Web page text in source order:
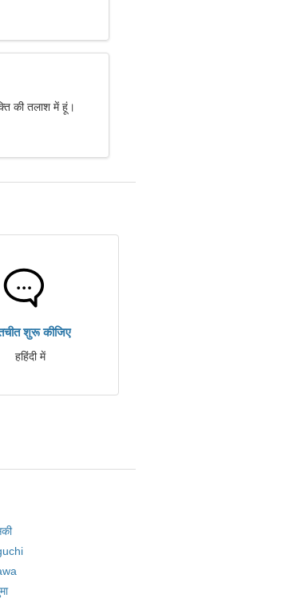
की तलाश में हूं।
शुरू कीजिए
हहिंदी में